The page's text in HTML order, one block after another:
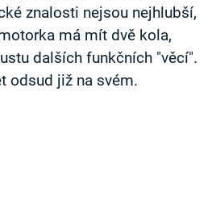
znalosti nejsou nejhlubší,
má mít dvě kola,
dalších funkčních "věcí".
odsud již na svém.